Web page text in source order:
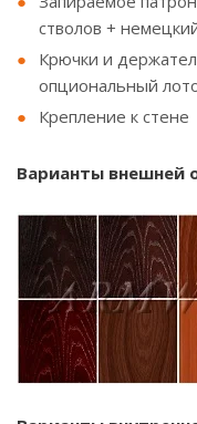
стволов +
Крючки и
опциональный
Крепление к стене
Варианты внешней